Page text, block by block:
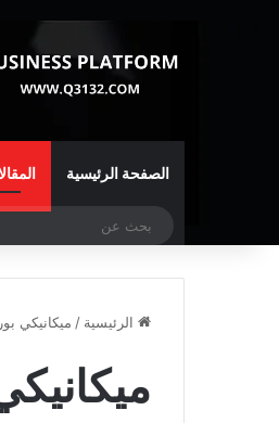
الصفحة الرئيسية
الرئيسية / ميكانيكي